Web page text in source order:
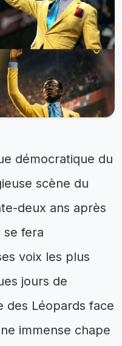
démocratique du
scène du
deux ans après
se fera
voix les plus
jours de
des Léopards face
immense chape